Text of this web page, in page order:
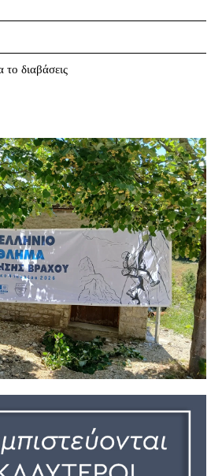
το διαβάσεις